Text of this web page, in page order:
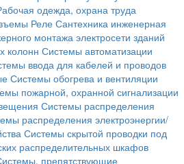
одежда, охрана труда
Реле Сантехника инженерная
монтажа электросети зданий
колонн Системы автоматизации
ввода для кабелей и проводов
Системы обогрева и вентиляции
пожарной, охранной сигнализации
Системы распределения
распределения электроэнергии/
Системы скрытой проводки под
распределительных шкафов
препятствующие